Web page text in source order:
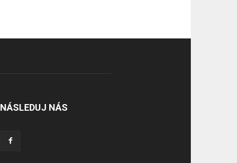
NÁSLEDUJ NÁS